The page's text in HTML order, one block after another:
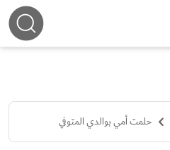
حلمت أمي بوالدي المتوفي